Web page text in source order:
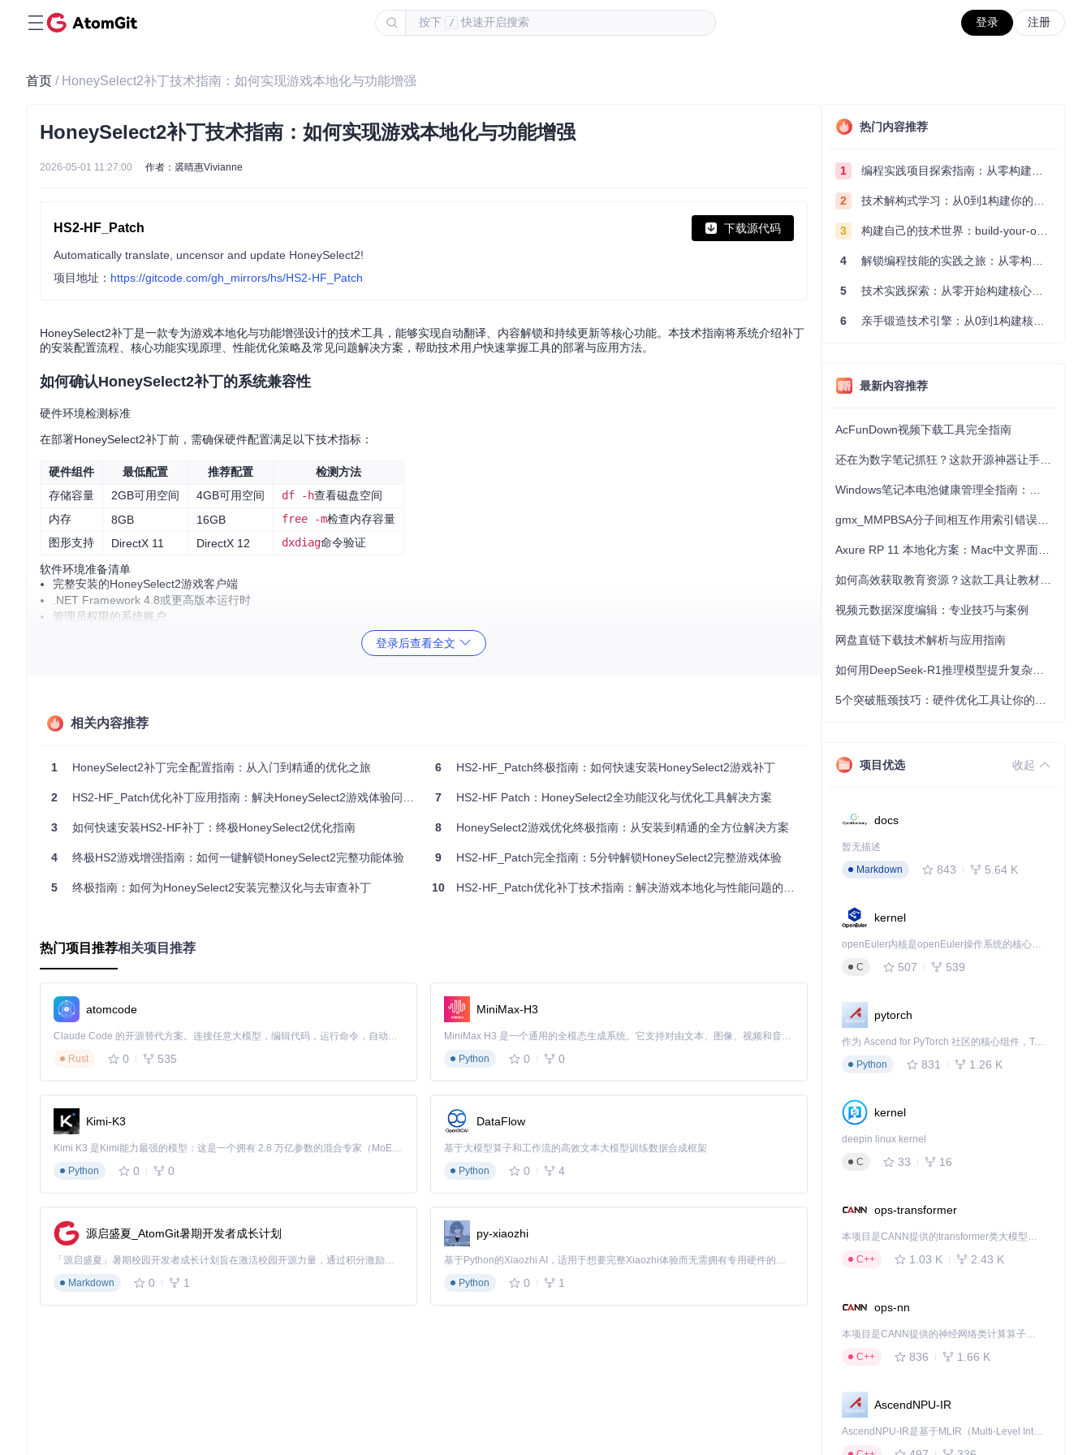
按下 / 快速开启搜索 登录 注册
首页 / HoneySelect2补丁技术指南：如何实现游戏本地化与功能增强
HoneySelect2补丁技术指南：如何实现游戏本地化与功能增强
2026-05-01 11:27:00 作者：裘晴惠Vivianne
HS2-HF_Patch 下载源代码
Automatically translate, uncensor and update HoneySelect2!
项目地址： https://gitcode.com/gh_mirrors/hs/HS2-HF_Patch
HoneySelect2补丁是一款专为游戏本地化与功能增强设计的技术工具，能够实现自动翻译、内容解锁和持续更新等核心功能。本技术指南将系统介绍补丁
的安装配置流程、核心功能实现原理、性能优化策略及常见问题解决方案，帮助技术用户快速掌握工具的部署与应用方法。
如何确认HoneySelect2补丁的系统兼容性
硬件环境检测标准
在部署HoneySelect2补丁前，需确保硬件配置满足以下技术指标：
硬件组件 最低配置 推荐配置
检测方法
存储容量
2GB可用空间 4GB可用空间 df -h查看磁盘空间
内存
8GB 16GB free -m检查内存容量
图形支持
DirectX 11 DirectX 12 dxdiag命令验证
软件环境准备清单
完整安装的HoneySelect2游戏客户端
.NET Framework 4.8或更高版本运行时
管理员权限的系统账户
方案一：使用Git命令克隆仓库
git clone
HS2-HF_Patch
方案二：手动下载与验证
访问项目仓库下载最新稳定版压缩包
安装流程的技术实现
执行安装程序
配置安装选项（通过命令行参数预设）
验证安装结果
ls
HoneySelect2补丁核心功能的技术实现
多语言翻译系统配置
翻译模块采用基于规则的文本替换与AI辅助翻译结合的实现方式，配置文件位于
HS2_Data/Config/translation.ini
[TranslationService]
PrimaryEngine
=Google
FallbackEngine=DeepL ; 备用翻译引擎
登录后查看全文
相关内容推荐
1 HoneySelect2补丁完全配置指南：从入门到精通的优化之旅
2 HS2-HF_Patch优化补丁应用指南：解决HoneySelect2游戏体验问题的完整方案
3 如何快速安装HS2-HF补丁：终极HoneySelect2优化指南
4 终极HS2游戏增强指南：如何一键解锁HoneySelect2完整功能体验
5 终极指南：如何为HoneySelect2安装完整汉化与去审查补丁
6 HS2-HF_Patch终极指南：如何快速安装HoneySelect2游戏补丁
7 HS2-HF Patch：HoneySelect2全功能汉化与优化工具解决方案
8 HoneySelect2游戏优化终极指南：从安装到精通的全方位解决方案
9 HS2-HF_Patch完全指南：5分钟解锁HoneySelect2完整游戏体验
10 HS2-HF_Patch优化补丁技术指南：解决游戏本地化与性能问题的完整方案
热门项目推荐相关项目推荐
atomcode
Claude Code 的开源替代方案。连接任意大模型，编辑代码，运行命令，自动验证 — 全自动执行。用 Rust 构建，极致性能。 ｜ An open-source alternative to Claude Code. Connect any LLM, edit code, run commands, and verify changes — autonomously. Built in Rust for speed. Get Started
Rust
0 535
MiniMax-H3
MiniMax H3 是一个通用的全模态生成系统。它支持对由文本、图像、视频和音频组成的多模态上下文进行统一理解，并能生成分辨率高达 2K、时长可达 15 秒的带原生立体声音频的视频。得益于面向任务泛化的系统设计，H3 在预训练阶段就已具备广泛的多模态上下文理解与生成能力，能够出色地执行复杂的多模态指令。
Python
0 0
Kimi-K3
Kimi K3 是Kimi能力最强的模型：这是一个拥有 2.8 万亿参数的混合专家（MoE）模型，具备原生视觉理解能力，并支持 100 万 token 的上下文窗口。
Python
0 0
DataFlow
基于大模型算子和工作流的高效文本大模型训练数据合成框架
Python
0 4
源启盛夏_AtomGit暑期开发者成长计划
「源启盛夏」暑期校园开发者成长计划旨在激活校园开源力量，通过积分激励、认证扶持、资源倾斜等形式，引导高校组织和开发者完成「入驻 — 建项目 — 做贡献 — 获认证 — 得资源」的完整闭环。无论你是想带领社团入驻平台的组织者，还是希望用代码贡献证明自己的开发者，都能在这里找到属于你的成长路径。
Markdown
0 1
py-xiaozhi
基于Python的Xiaozhi AI，适用于想要完整Xiaozhi体验而无需拥有专用硬件的用户。
Python
0 1
热门内容推荐
1 编程实践项目探索指南：从零构建技术能力体系
2 技术解构式学习：从0到1构建你的编程知识体系
3 构建自己的技术世界：build-your-own-x项目的实践探索指南
4 解锁编程技能的实践之旅：从零构建你的技术世界
5 技术实践探索：从零开始构建核心系统的实践指南
6 亲手锻造技术引擎：从0到1构建核心系统的实践指南
最新内容推荐
AcFunDown视频下载工具完全指南
视频元数据深度编辑：专业技巧与案例
网盘直链下载技术解析与应用指南
项目优选 收起
docs
暂无描述
Markdown
843 5.64 K
kernel
openEuler内核是openEuler操作系统的核心，既是系统性能与稳定性的基石，也是连接处理器、设备与服务的桥梁。
C
507 539
pytorch
作为 Ascend for PyTorch 社区的核心组件，TorchNPU 是昇腾专为 PyTorch 打造的深度学习适配插件，使 PyTorch 框架能够直接调用昇腾 NPU，为开发者提供昇腾 AI 处理器的超强算力。
Python
831 1.26 K
kernel
deepin linux kernel
C
33 16
ops-transformer
本项目是CANN提供的transformer类大模型算子库，实现网络在NPU上加速计算。
C++
1.03 K 2.43 K
ops-nn
本项目是CANN提供的神经网络类计算算子库，实现网络在NPU上加速计算。
C++
836 1.66 K
AscendNPU-IR
AscendNPU-IR是基于MLIR（Multi-Level Intermediate Representation）构建的，面向昇腾亲和算子编译时使用的中间表示，提供昇腾完备表达能力，通过编译优化提升昇腾AI处理器计算效率，支持通过生态框架使能昇腾AI处理器与深度调优